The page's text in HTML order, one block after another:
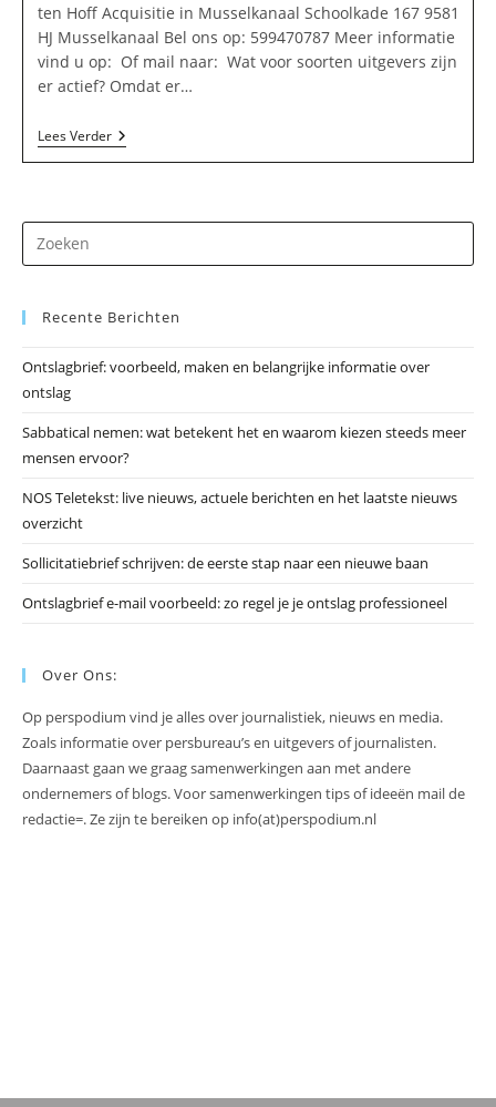
ten Hoff Acquisitie in Musselkanaal Schoolkade 167 9581
HJ Musselkanaal Bel ons op: 599470787 Meer informatie
vind u op: Of mail naar: Wat voor soorten uitgevers zijn
er actief? Omdat er…
Lees VerderTen
Hoff
op
Recente Berichten
Ontslagbrief: voorbeeld, maken en belangrijke informatie over
ontslag
Sabbatical nemen: wat betekent het en waarom kiezen steeds meer
mensen ervoor?
NOS Teletekst: live nieuws, actuele berichten en het laatste nieuws
overzicht
Sollicitatiebrief schrijven: de eerste stap naar een nieuwe baan
Ontslagbrief e-mail voorbeeld: zo regel je je ontslag professioneel
Over Ons:
Op perspodium vind je alles over journalistiek, nieuws en media.
Zoals informatie over persbureau’s en uitgevers of journalisten.
Daarnaast gaan we graag samenwerkingen aan met andere
ondernemers of blogs. Voor samenwerkingen tips of ideeën mail de
redactie=. Ze zijn te bereiken op info(at)perspodium.nl